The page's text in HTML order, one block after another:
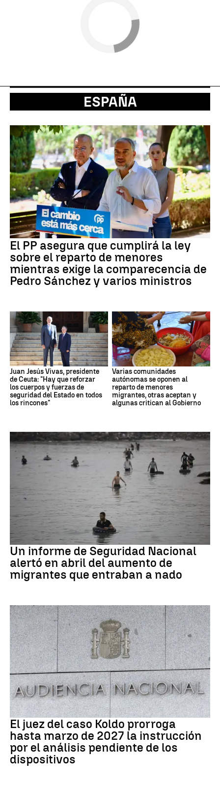
ESPAÑA
El PP asegura que cumplirá la ley
sobre el reparto de menores
mientras exige la comparecencia de
Pedro Sánchez y varios ministros
Juan Jesús Vivas, presidente
de Ceuta: "Hay que reforzar
los cuerpos y fuerzas de
seguridad del Estado en todos
los rincones"
Varias comunidades
autónomas se oponen al
reparto de menores
migrantes, otras aceptan y
algunas critican al Gobierno
Ceuta
Un informe de Seguridad Nacional
alertó en abril del aumento de
migrantes que entraban a nado
Caso Koldo
El juez del caso Koldo prorroga
hasta marzo de 2027 la instrucción
por el análisis pendiente de los
dispositivos